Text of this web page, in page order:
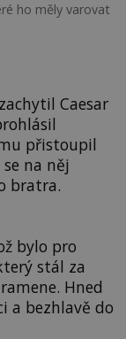
ho měly varovat
Caesar
přistoupil
na něj
bratra.
bylo pro
stál za
Hned
a bezhlavě do